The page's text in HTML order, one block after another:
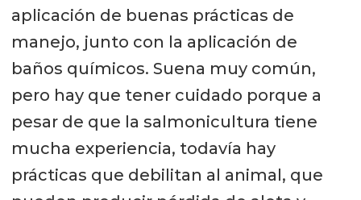
aplicación de buenas prácticas de
manejo, junto con la aplicación de
baños químicos. Suena muy común,
pero hay que tener cuidado porque a
pesar de que la salmonicultura tiene
mucha experiencia, todavía hay
prácticas que debilitan al animal, que